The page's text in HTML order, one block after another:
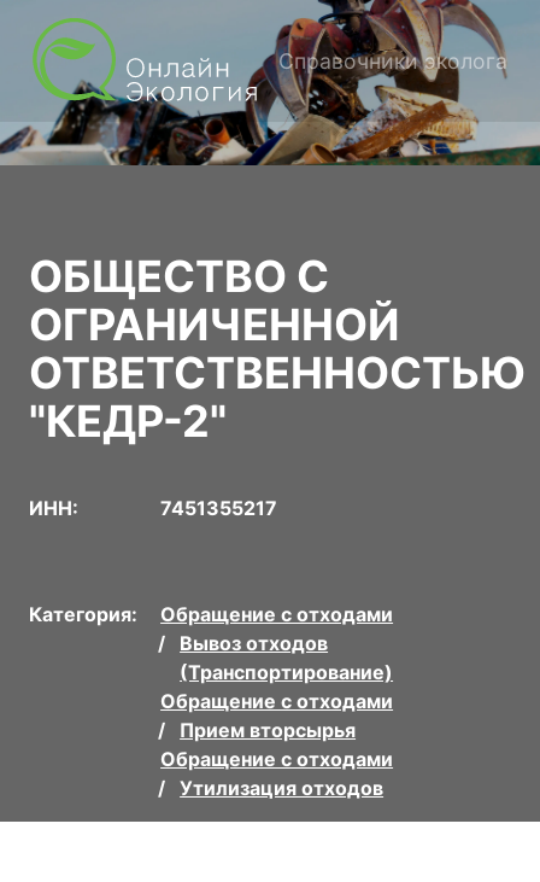
Справочники эколога
ОБЩЕСТВО С
ОГРАНИЧЕННОЙ
ОТВЕТСТВЕННОСТЬЮ
"КЕДР-2"
ИНН: 7451355217
Категория:
Обращение с отходами
Вывоз отходов
(Транспортирование)
Обращение с отходами
Прием вторсырья
Обращение с отходами
Утилизация отходов